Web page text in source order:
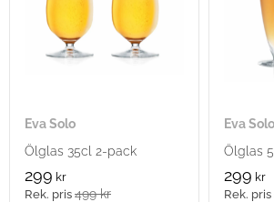
Eva Solo
Ölglas 35cl 2-pack
299 kr
499kr
Eva Solo
Ölglas
299 kr